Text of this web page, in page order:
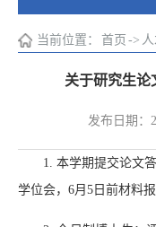
当前位置： 首页 ->
关于研究生论
发布日期：
1. 本学期提交论文
学位会，6月5日前材料报